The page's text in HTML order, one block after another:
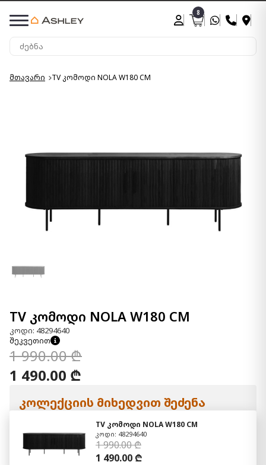
8
მთავარი TV კომოდი NOLA W180 CM
TV კომოდი NOLA W180 CM
კოდი: 48294640
შეკვეთით
1 990.00 ₾
1 490.00 ₾
კოლექციის მიხედვით შეძენა
TV კომოდი NOLA W180 CM
კოდი: 48294640
1 990.00 ₾
1 490.00 ₾